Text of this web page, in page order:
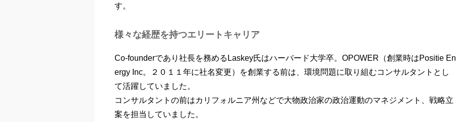
す。
様々な経歴を持つエリートキャリア
Co-founderであり社長を務めるLaskey氏はハーバード大学卒。OPOWER（創業時はPositie En
ergy Inc。２０１１年に社名変更）を創業する前は、環境問題に取り組むコンサルタントとし
て活躍していました。
コンサルタントの前はカリフォルニア州などで大物政治家の政治運動のマネジメント、戦略立
案を担当していました。